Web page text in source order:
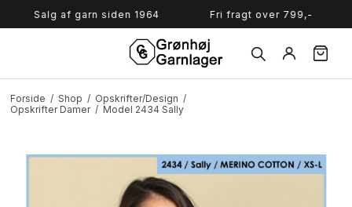
Salg af garn siden 1964 Fri fragt over 799,-
Forside / Shop / Opskrifter/Design /
Opskrifter Damer / Model 2434 Sally